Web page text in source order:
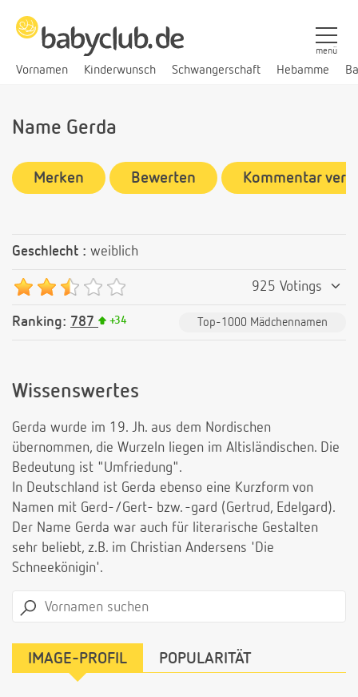
Vornamen Kinderwunsch Schwangerschaft Hebamme
menü
Name Gerda
Merken Bewerten Kommentar
Geschlecht : weiblich
925 Votings
Ranking: 787 +34 Top-1000 Mädchennamen
Wissenswertes
Gerda wurde im 19. Jh. aus dem Nordischen
übernommen, die Wurzeln liegen im Altisländischen. Die
Bedeutung ist "Umfriedung".
In Deutschland ist Gerda ebenso eine Kurzform von
Namen mit Gerd-/Gert- bzw. -gard (Gertrud, Edelgard).
Der Name Gerda war auch für literarische Gestalten
sehr beliebt, z.B. im Christian Andersens 'Die
Schneekönigin'.
IMAGE-PROFIL POPULARITÄT